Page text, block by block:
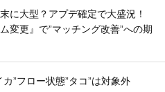
に大型？アプデ確定で大盛況！
変更』で”マッチング改善”への期
カ”フロー状態”タコ”は対象外